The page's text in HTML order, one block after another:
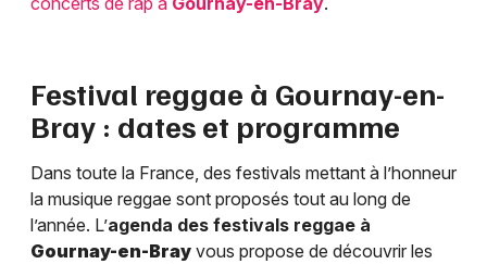
Festival reggae à Gournay-en-
Bray : dates et programme
Dans toute la France, des festivals mettant à l’honneur
la musique reggae sont proposés tout au long de
l’année. L’agenda des festivals reggae à
Gournay-en-Bray vous propose de découvrir les